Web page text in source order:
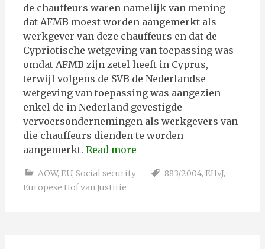
de chauffeurs waren namelijk van mening
dat AFMB moest worden aangemerkt als
werkgever van deze chauffeurs en dat de
Cypriotische wetgeving van toepassing was
omdat AFMB zijn zetel heeft in Cyprus,
terwijl volgens de SVB de Nederlandse
wetgeving van toepassing was aangezien
enkel de in Nederland gevestigde
vervoersondernemingen als werkgevers van
die chauffeurs dienden te worden
aangemerkt. Read more
AOW, EU, Social security 883/2004, EHvJ,
Europese Hof van Justitie